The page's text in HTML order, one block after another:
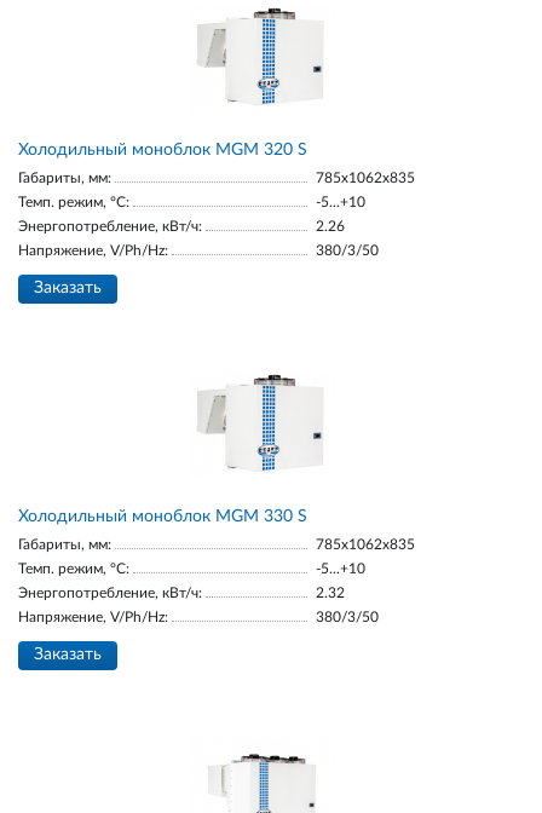
Холодильный моноблок MGM 320 S
Габариты, мм:
785x1062x835
Темп. режим, °С:
-5...+10
Энергопотребление, кВт/ч:
2.26
Напряжение, V/Ph/Hz:
380/3/50
Заказать
Холодильный моноблок MGM 330 S
Габариты, мм:
785x1062x835
Темп. режим, °С:
-5...+10
Энергопотребление, кВт/ч:
2.32
Напряжение, V/Ph/Hz:
380/3/50
Заказать